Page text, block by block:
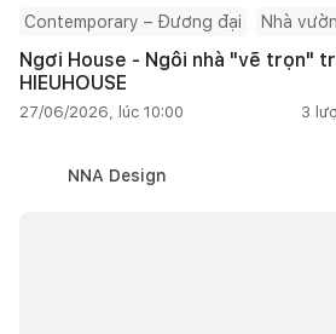
Contemporary – Đương đại Nhà vườn
Ngơi House - Ngôi nhà "vẽ trọn"
HIEUHOUSE
27/06/2026, lúc 10:00 3
NNA Design